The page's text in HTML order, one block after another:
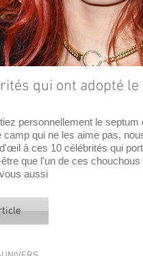
qui ont adopté
personnellement le
camp qui ne les aime pas,
à ces 10 célébrités qui
que l'un de ces
aussi